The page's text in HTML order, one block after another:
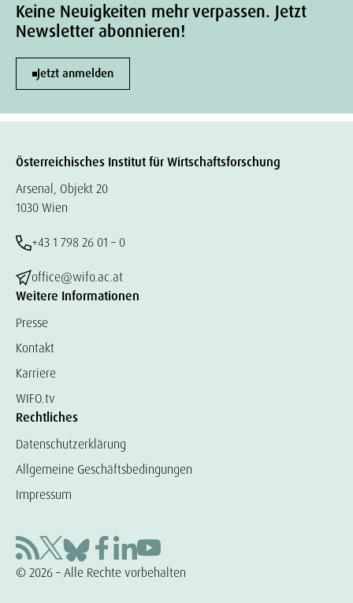
Keine Neuigkeiten mehr verpassen. Jetzt
Newsletter abonnieren!
Jetzt anmelden
Österreichisches Institut für Wirtschaftsforschung
Arsenal, Objekt 20
1030 Wien
+43 1 798 26 01 – 0
office@wifo.ac.at
Weitere Informationen
Presse
Kontakt
Karriere
WIFO.tv
Rechtliches
Datenschutzerklärung
Allgemeine Geschäftsbedingungen
Impressum
© 2026 – Alle Rechte vorbehalten